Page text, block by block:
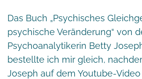
Das Buch „Psychisches
psychische Veränderung“ von
Psychoanalytikerin Betty
bestellte ich mir gleich,
Joseph auf dem Youtube-Video